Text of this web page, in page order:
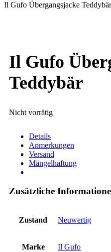
Il Gufo Übergangsjacke Teddybär
Il Gufo
Teddybär
Nicht vorrätig
Details
Anmerkungen
Versand
Mängelhaftung
Zusätzliche
Zustand Neuwertig
Marke Il Gufo